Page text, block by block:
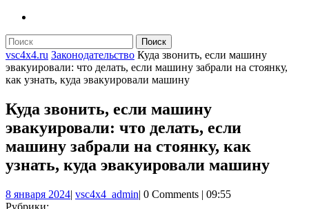
КНОПКА
Найти:
vsc4x4.ru Законодательство Куда звонить, если машину
эвакуировали: что делать, если машину забрали на стоянку,
как узнать, куда эвакуировали машину
Куда звонить, если машину
эвакуировали: что делать, если
машину забрали на стоянку, как
узнать, куда эвакуировали машину
8 января 20248| vsc4x4_adminvsc4x4_admin
| 0 Comments | 09:55
Рубрики: